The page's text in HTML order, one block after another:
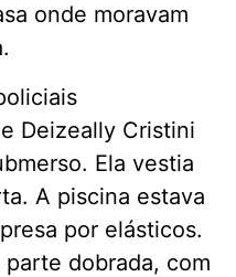
onde moravam
Deizeally Cristini
Ela vestia
A piscina estava
por elásticos.
dobrada, com